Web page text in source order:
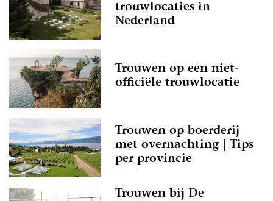
trouwlocaties in
Nederland
Trouwen op een niet-
officiële trouwlocatie
Trouwen op boerderij
met overnachting | Tips
per provincie
Trouwen bij De